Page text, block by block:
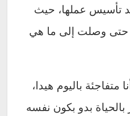
تأسيس عملها، حيث
وصلت إلى ما هي
متفاجئة باليوم هيدا،
بالحياة بدو بكون نفسه